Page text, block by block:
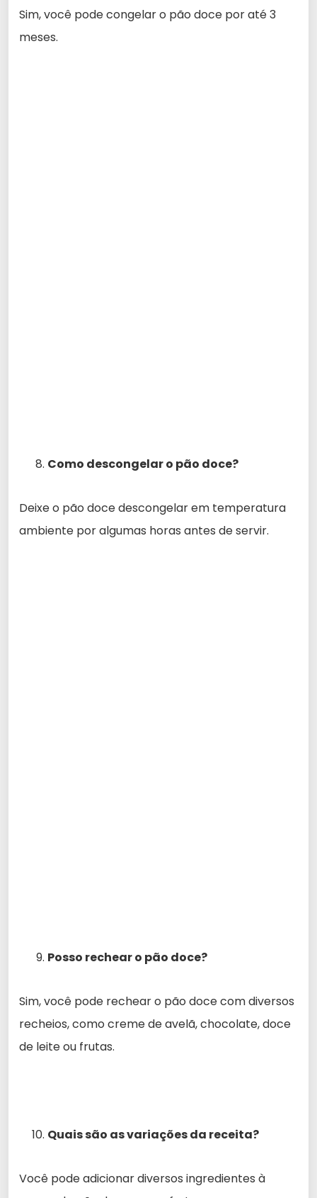
Sim, você pode congelar o pão doce por até 3
meses.
Como descongelar o pão doce?
Deixe o pão doce descongelar em temperatura
ambiente por algumas horas antes de servir.
Posso rechear o pão doce?
Sim, você pode rechear o pão doce com diversos
recheios, como creme de avelã, chocolate, doce
de leite ou frutas.
Quais são as variações da receita?
Você pode adicionar diversos ingredientes à